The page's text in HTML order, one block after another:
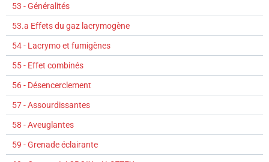
53 - Généralités
53.a Effets du gaz lacrymogène
54 - Lacrymo et fumigènes
55 - Effet combinés
56 - Désencerclement
57 - Assourdissantes
58 - Aveuglantes
59 - Grenade éclairante